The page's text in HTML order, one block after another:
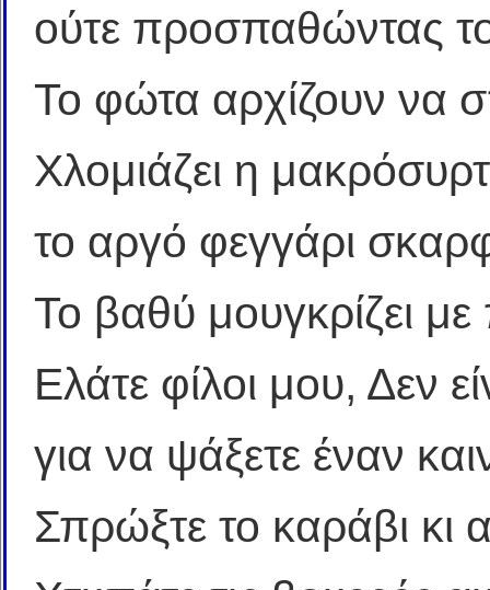
ούτε προσπαθώντας
Το φώτα αρχίζουν να
Χλομιάζει η
το αργό φεγγάρι
Το βαθύ μουγκρίζει
Ελάτε φίλοι μου, Δεν
για να ψάξετε έναν
Σπρώξτε το καράβι κι